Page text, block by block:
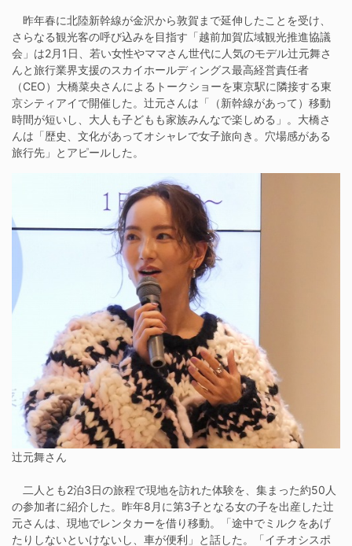
昨年春に北陸新幹線が金沢から敦賀まで延伸したことを受け、
さらなる観光客の呼び込みを目指す「越前加賀広域観光推進協議
会」は2月1日、若い女性やママさん世代に人気のモデル辻元舞さ
んと旅行業界支援のスカイホールディングス最高経営責任者
（CEO）大橋菜央さんによるトークショーを東京駅に隣接する東
京シティアイで開催した。辻元さんは「（新幹線があって）移動
時間が短いし、大人も子どもも家族みんなで楽しめる」。大橋さ
んは「歴史、文化があってオシャレで女子旅向き。穴場感がある
旅行先」とアピールした。
辻元舞さん
二人とも2泊3日の旅程で現地を訪れた体験を、集まった約50人
の参加者に紹介した。昨年8月に第3子となる女の子を出産した辻
元さんは、現地でレンタカーを借り移動。「途中でミルクをあげ
たりしないといけないし、車が便利」と話した。「イチオシスポ